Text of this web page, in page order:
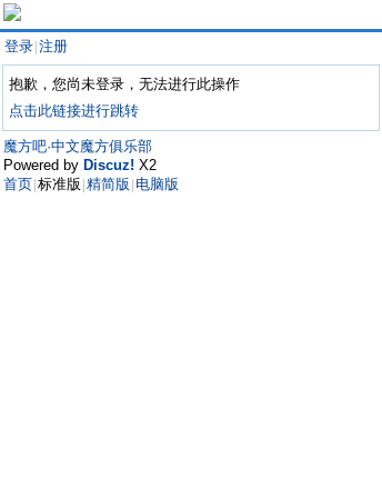
登录 注册
抱歉，您尚未登录，无法进行此操作
点击此链接进行跳转
魔方吧·中文魔方俱乐部
Powered by Discuz! X2
首页 标准版 精简版 电脑版